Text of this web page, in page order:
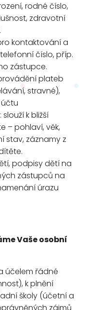
rodné číslo,
zdravotní
kontaktování a
číslo, příp.
zástupce.
plateb
stravné),
k bližší
– pohlaví, věk,
stav, záznamy z
podpisy dětí na
zástupců na
úrazu
Vaše osobní
účelem řádné
k plnění
školy (účetní a